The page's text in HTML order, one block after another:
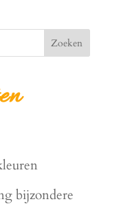
Zoeken
bijzondere